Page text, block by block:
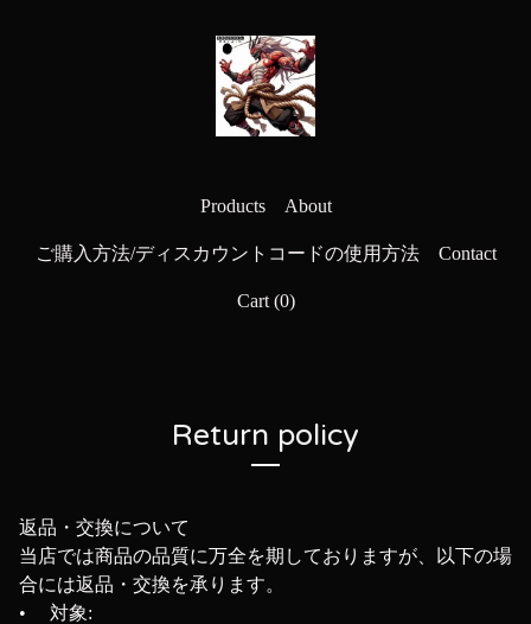
Products About
ご購入方法/ディスカウントコードの使用方法 Contact
Cart (0)
Return policy
返品・交換について
当店では商品の品質に万全を期しておりますが、以下の場
合には返品・交換を承ります。
• 対象: